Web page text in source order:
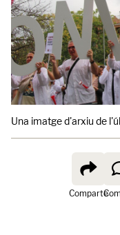
Una imatge d'arxiu de
Comparte